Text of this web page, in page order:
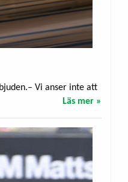
Vi anser inte att
Läs mer »